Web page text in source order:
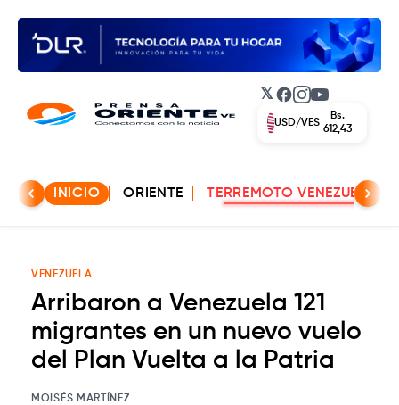
𝕏 Facebook
Instagram
YouTube
USD/VES
Bs.
612,43
INICIO ORIENTE TERREMOTO VENEZUELA
VENEZUELA
Arribaron a Venezuela 121
migrantes en un nuevo vuelo
del Plan Vuelta a la Patria
MOISÉS MARTÍNEZ